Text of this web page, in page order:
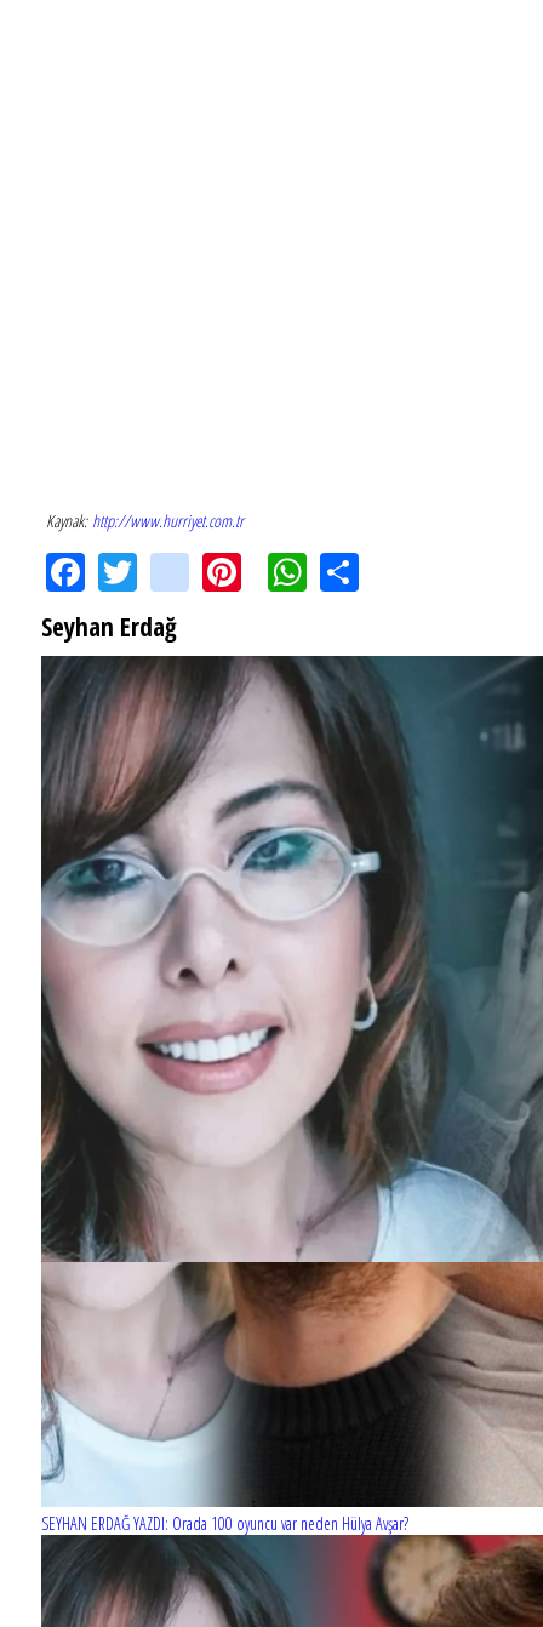
Kaynak: http://www.hurriyet.com.tr
FacebookTwitterinstagramPinterestWhatsApp
Seyhan Erdağ
SEYHAN ERDAĞ YAZDI: Peki Mehmet Ali Erbil bu evliliği neden yaptı?
SEYHAN ERDAĞ YAZDI: Orada 100 oyuncu var neden Hülya Avşar?